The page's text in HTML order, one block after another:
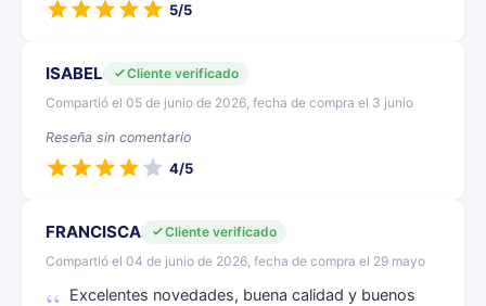
5/5
ISABEL
Cliente verificado
Compartió el 05 de junio de 2026, fecha de compra el 3 junio
Reseña sin comentario
4/5
FRANCISCA
Cliente verificado
Compartió el 04 de junio de 2026, fecha de compra el 29 mayo
Excelentes novedades, buena calidad y buenos